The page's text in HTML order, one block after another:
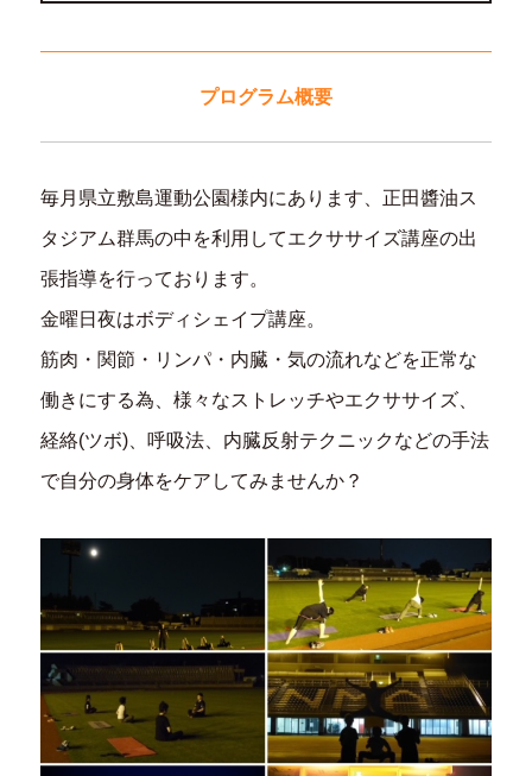
プログラム概要
毎月県立敷島運動公園様内にあります、正田醬油ス
タジアム群馬の中を利用してエクササイズ講座の出
張指導を行っております。
金曜日夜はボディシェイプ講座。
筋肉・関節・リンパ・内臓・気の流れなどを正常な
働きにする為、様々なストレッチやエクササイズ、
経絡(ツボ)、呼吸法、内臓反射テクニックなどの手法
で自分の身体をケアしてみませんか？